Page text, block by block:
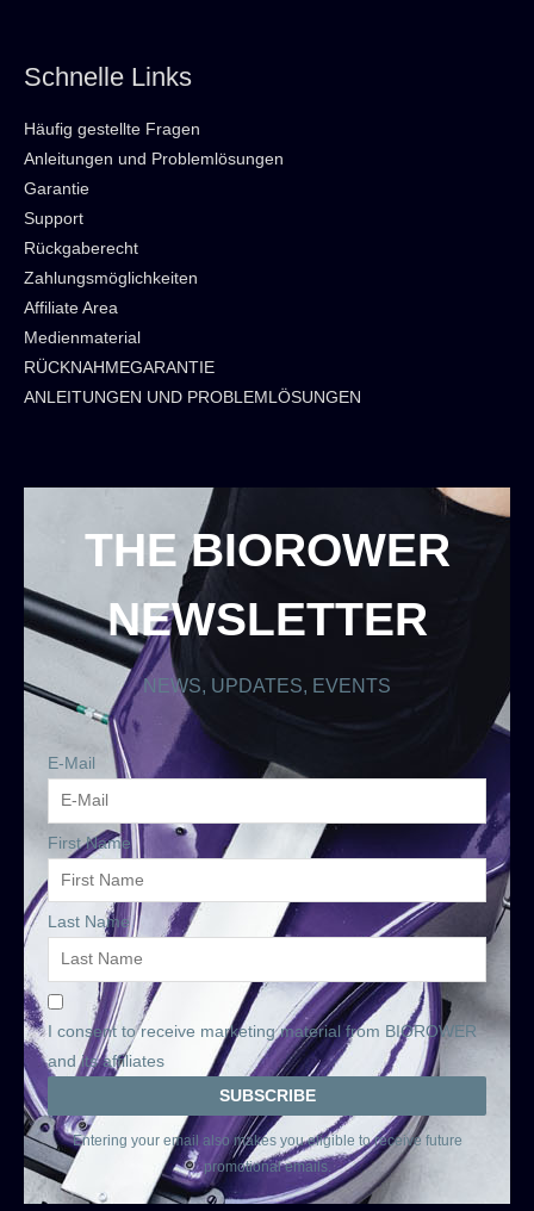
Schnelle Links
Häufig gestellte Fragen
Anleitungen und Problemlösungen
Garantie
Support
Rückgaberecht
Zahlungsmöglichkeiten
Affiliate Area
Medienmaterial
RÜCKNAHMEGARANTIE
ANLEITUNGEN UND PROBLEMLÖSUNGEN
THE BIOROWER
NEWSLETTER
NEWS, UPDATES, EVENTS
E-Mail
First Name
Last Name
I consent to receive marketing material from BIOROWER
and its affiliates
Entering your email also makes you eligible to receive future
promotional emails.